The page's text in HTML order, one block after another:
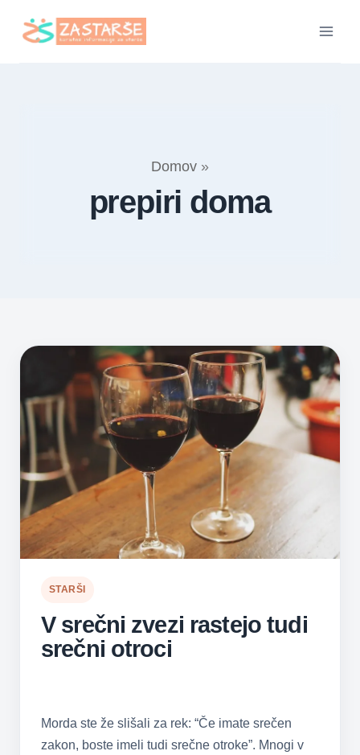
Domov »
prepiri doma
STARŠI
V srečni zvezi rastejo tudi
srečni otroci
Morda ste že slišali za rek: “Če imate srečen
zakon, boste imeli tudi srečne otroke”. Mnogi v